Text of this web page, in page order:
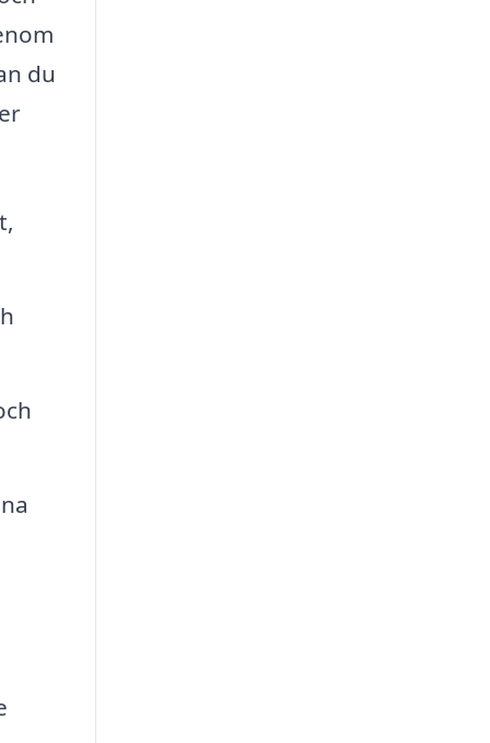
du